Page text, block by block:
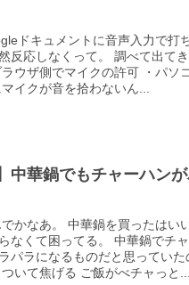
ドキュメントに音声入力で打
反応しなくって。 調べて出て
ウザ側でマイクの許可 ・パソ
イクが音を拾わないん...
中華鍋でもチャーハン
かなあ。 中華鍋を買ったはい
なくて困ってる。 中華鍋でチャ
パラになるものだと思っていた
いて焦げる ご飯がべチャっと...